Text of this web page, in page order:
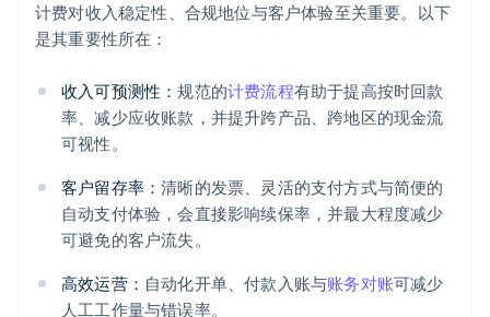
计费对收入稳定性、合规地位与客户体验至关重要。以下
是其重要性所在：
收入可预测性：规范的计费流程有助于提高按时回款
率、减少应收账款，并提升跨产品、跨地区的现金流
可视性。
客户留存率：清晰的发票、灵活的支付方式与简便的
自动支付体验，会直接影响续保率，并最大程度减少
可避免的客户流失。
高效运营： 自动化开单、付款入账与账务对账可减少
人工工作量与错误率。